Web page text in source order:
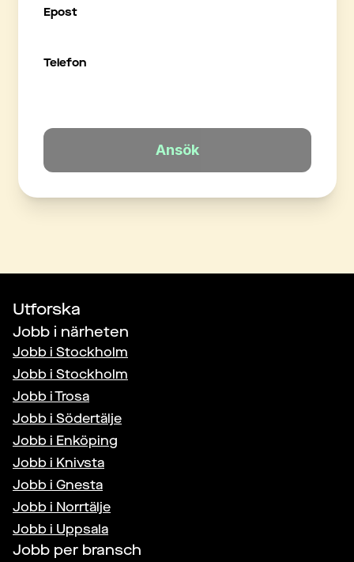
Epost
Telefon
Ansök
Utforska
Jobb i närheten
Jobb i Stockholm
Jobb i Stockholm
Jobb iTrosa
Jobb i Södertälje
Jobb i Enköping
Jobb i Knivsta
Jobb i Gnesta
Jobb i Norrtälje
Jobb i Uppsala
Jobb per bransch